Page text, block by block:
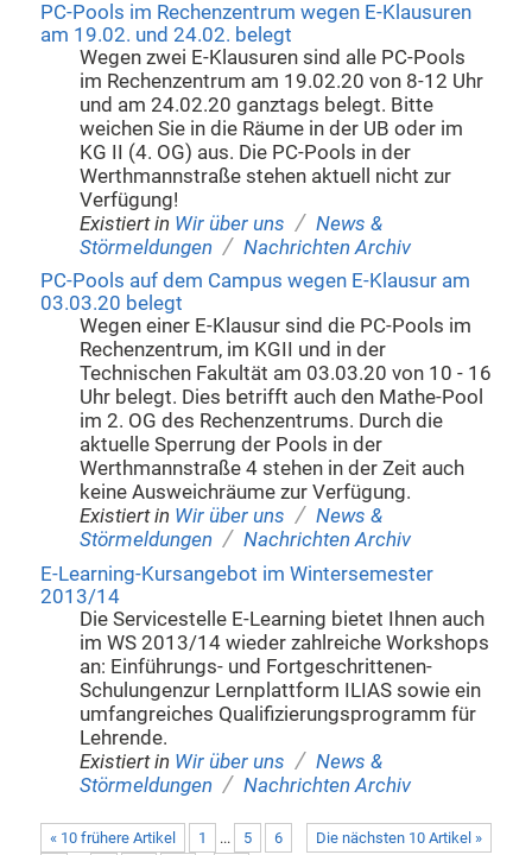
PC-Pools im Rechenzentrum wegen E-Klausuren
am 19.02. und 24.02. belegt
Wegen zwei E-Klausuren sind alle PC-Pools
im Rechenzentrum am 19.02.20 von 8-12 Uhr
und am 24.02.20 ganztags belegt. Bitte
weichen Sie in die Räume in der UB oder im
KG II (4. OG) aus. Die PC-Pools in der
Werthmannstraße stehen aktuell nicht zur
Verfügung!
Existiert in Wir über uns / News &
Störmeldungen / Nachrichten Archiv
PC-Pools auf dem Campus wegen E-Klausur am
03.03.20 belegt
Wegen einer E-Klausur sind die PC-Pools im
Rechenzentrum, im KGII und in der
Technischen Fakultät am 03.03.20 von 10 - 16
Uhr belegt. Dies betrifft auch den Mathe-Pool
im 2. OG des Rechenzentrums. Durch die
aktuelle Sperrung der Pools in der
Werthmannstraße 4 stehen in der Zeit auch
keine Ausweichräume zur Verfügung.
Existiert in Wir über uns / News &
Störmeldungen / Nachrichten Archiv
E-Learning-Kursangebot im Wintersemester
2013/14
Die Servicestelle E-Learning bietet Ihnen auch
im WS 2013/14 wieder zahlreiche Workshops
an: Einführungs- und Fortgeschrittenen-
Schulungenzur Lernplattform ILIAS sowie ein
umfangreiches Qualifizierungsprogramm für
Lehrende.
Existiert in Wir über uns / News &
Störmeldungen / Nachrichten Archiv
« 10 frühere Artikel Die nächsten 10 Artikel »
1 ... 5 6